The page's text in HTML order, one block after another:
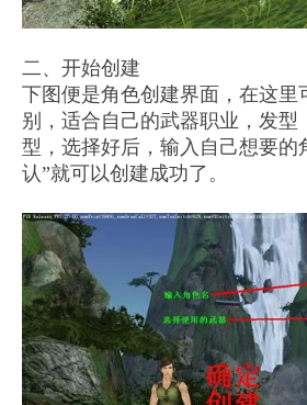
二、开始创建
下图便是角色创建界面，在这里
别，适合自己的武器职业，发型
型，选择好后，输入自己想要的
认”就可以创建成功了。